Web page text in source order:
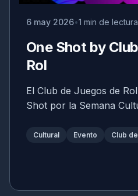
6 may 2026 1 min de lectura
One Shot by
Rol
El Club de Juegos de
Shot por la Semana
Cultural Evento Club